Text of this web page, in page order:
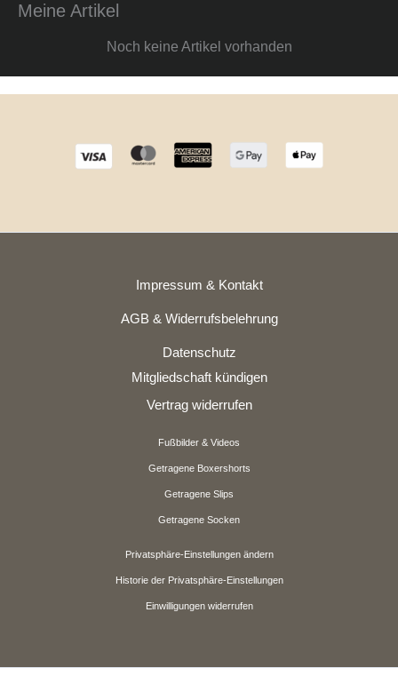
Meine Artikel
Noch keine Artikel vorhanden
Impressum & Kontakt
AGB & Widerrufsbelehrung
Datenschutz
Mitgliedschaft kündigen
Vertrag widerrufen
Fußbilder & Videos
Getragene Boxershorts
Getragene Slips
Getragene Socken
Privatsphäre-Einstellungen ändern
Historie der Privatsphäre-Einstellungen
Einwilligungen widerrufen